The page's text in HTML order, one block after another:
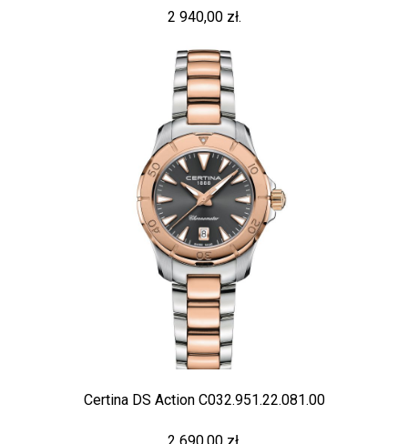
2 940,00 zł.
Certina DS Action C032.951.22.081.00